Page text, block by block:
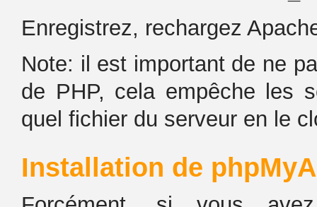
Enregistrez, rechargez
Note: il est important de ne
de PHP, cela empêche les
quel fichier du serveur en le
Installation de